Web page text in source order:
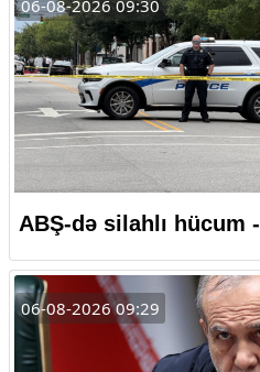
06-08-2026 09:30
ABŞ-də silahlı hücum -
06-08-2026 09:29